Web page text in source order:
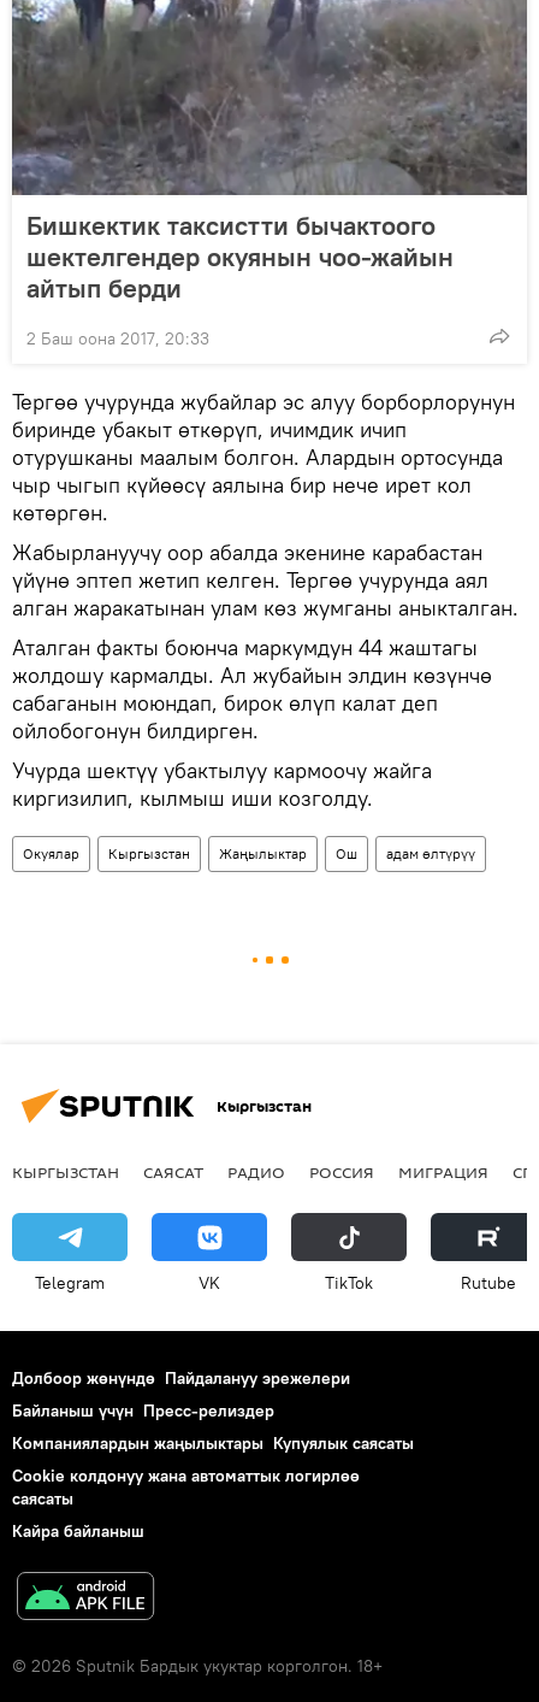
Бишкектик таксистти бычактоого
шектелгендер окуянын чоо-жайын
айтып берди
2 Баш оона 2017, 20:33
Тергөө учурунда жубайлар эс алуу борборлорунун
биринде убакыт өткөрүп, ичимдик ичип
отурушканы маалым болгон. Алардын ортосунда
чыр чыгып күйөөсү аялына бир нече ирет кол
көтөргөн.
Жабырлануучу оор абалда экенине карабастан
үйүнө эптеп жетип келген. Тергөө учурунда аял
алган жаракатынан улам көз жумганы аныкталган.
Аталган факты боюнча маркумдун 44 жаштагы
жолдошу кармалды. Ал жубайын элдин көзүнчө
сабаганын моюндап, бирок өлүп калат деп
ойлобогонун билдирген.
Учурда шектүү убактылуу кармоочу жайга
киргизилип, кылмыш иши козголду.
Окуялар Кыргызстан Жаңылыктар Ош адам өлтүрүү
Кыргызстан
КЫРГЫЗСТАН САЯСАТ РАДИО РОССИЯ МИГРАЦИЯ
Telegram VK ТikТоk Rutube
Долбоор жөнүндө Пайдалануу эрежелери
Байланыш үчүн Пресс-релиздер
Компаниялардын жаңылыктары Купуялык саясаты
Cookie колдонуу жана автоматтык логирлөө
саясаты
Кайра байланыш
© 2026 Sputnik Бардык укуктар корголгон. 18+